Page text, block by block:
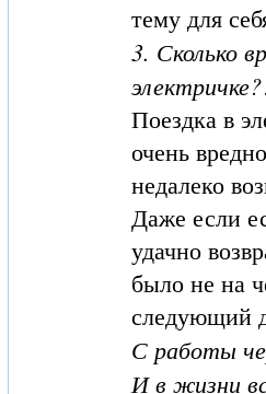
тему для
3. Сколько
Поездка в
очень
недалеко
Даже если
удачно
было не на
следующий
С работы
И в жизни